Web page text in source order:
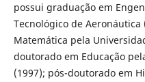
possui graduação em
Tecnológico de Aeronáutica
Matemática pela
doutorado em Educação
(1997); pós-doutorado em